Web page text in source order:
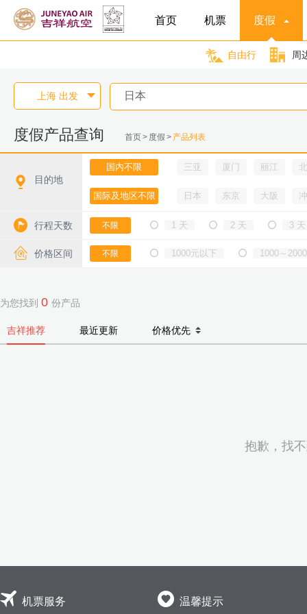
首页 机票 度假
自由行 周
上海 出发 
度假产品查询 首页> 度假 > 产品列表
 目的地
国内不限 三亚 厦门 丽江
国际及地区不限 日本 东京 大阪
 行程天数 不限  1 天  2 天  3 天
 价格区间 不限  1000元以下  1000～
为您找到 0 份产品
吉祥推荐 最近更新 价格优先
抱歉，找
 机票服务  温馨提示